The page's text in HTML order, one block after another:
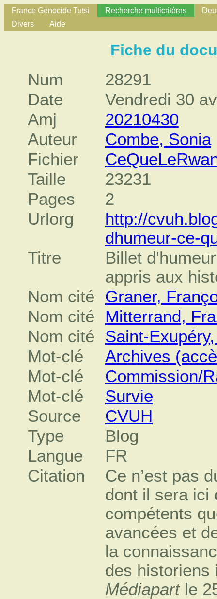
France Génocide Tutsi Recherche multicritères
Divers
Aide
Fiche du
Num
28291
Date
Vendredi 30
Amj
20210430
Auteur
Combe, Sonia
Fichier
Taille
23231
Pages
2
Urlorg
http://
dhumeur-ce-
Titre
Billet
appris aux
Nom cité
Graner,
Nom cité
Mitterrand,
Nom cité
Saint-
Mot-clé
Archives
Mot-clé
Commission/
Mot-clé
Survie
Source
CVUH
Type
Blog
Langue
FR
Citation
Ce n’est pas
dont il sera ici
compétents
avancées et
la
des historiens
Médiapartle